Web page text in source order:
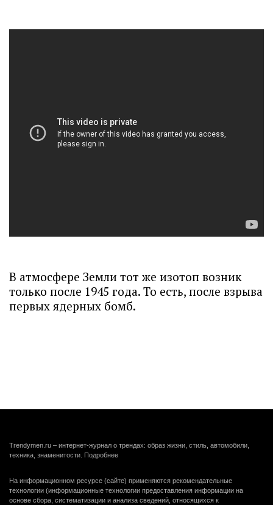
В атмосфере Земли тот же изотоп возник
только после 1945 года. То есть, после взрыва
первых ядерных бомб.
Trendymen.ru – интернет-журнал о трендах: образ жизни, стиль, автомобили,
техника, знаменитости. Подробнее
На информационном ресурсе (сайте) применяются рекомендательные
технологии (информационные технологии предоставления информации на
основе сбора, систематизации и анализа сведений, относящихся к